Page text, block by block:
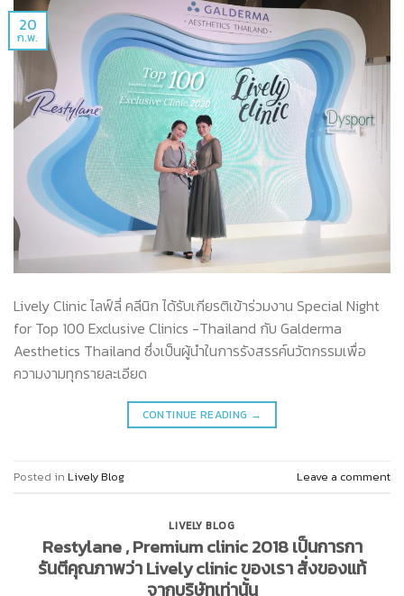
20
ก.พ.
Lively Clinic ไลฟ์ลี่ คลีนิก ได้รับเกียรติเข้าร่วมงาน​ Special Night
for Top 100 Exclusive Clinics -Thailand กับ​ Galderma​
Aesthetics​ Thailand ซึ่งเป็นผู้นำในการรังสรรค์​นวัตกรรมเพื่อ
ความงามทุกรายละเอียด
CONTINUE READING →
Posted in Lively Blog Leave a comment
LIVELY BLOG
Restylane , Premium clinic 2018 เป็นการกา
รันตีคุณภาพว่า Lively clinic ของเรา สั่งของแท้
จากบริษัทเท่านั้น